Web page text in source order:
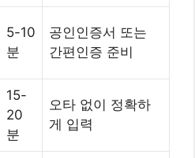
5-10
분
공인인증서 또는
간편인증 준비
15-
20
분
오타 없이 정확하
게 입력